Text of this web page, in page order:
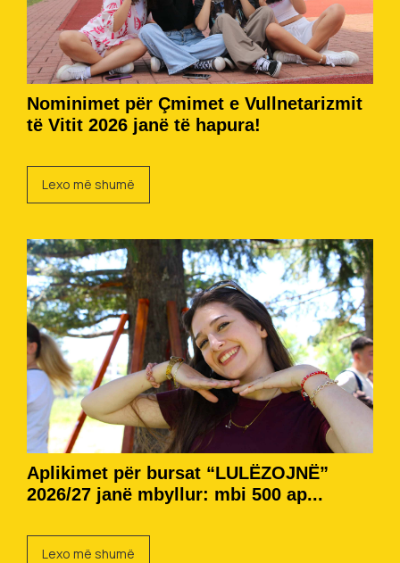
Nominimet për Çmimet e Vullnetarizmit
të Vitit 2026 janë të hapura!
Lexo më shumë
Aplikimet për bursat “LULËZOJNË”
2026/27 janë mbyllur: mbi 500 ap...
Lexo më shumë